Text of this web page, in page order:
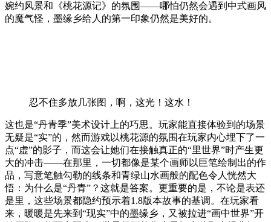
婉约风景和《桃花源记》的氛围——哪怕仍然会遇到中式画风
的魔气怪，墨缘乡给人的第一印象仍然是美好的。
忍不住多放几张图，啊，这光！这水！
这也是“丹青季”美术设计上的巧思。玩家能直接体验到的场景
无疑是“实”的，然而游戏以桃花源的氛围在玩家内心埋下了一
点“虚”的影子，而这会让她们在接触真正的“里世界”时产生更
大的冲击——在那里，一切都像是某个画师以巨笔绘制出的作
品，写意笔触勾勒的线条和青绿山水画般的配色令人恍然大
悟：为什么是“丹青”？这就是答案。更重要的是，不论是表还
是里，这些场景都隐约预示着1.8版本故事的基调。在玩家看
来，暖暖是先来到“现实”中的墨缘乡，又被拉进“画中世界”开